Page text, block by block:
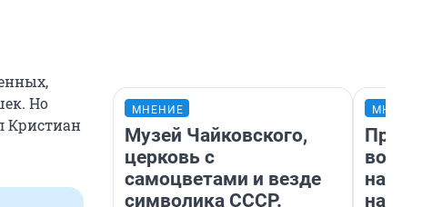
Но
Кристиан
МНЕНИЕ
Музей Чайковского,
церковь с
самоцветами и везде
символика СССР.
нам